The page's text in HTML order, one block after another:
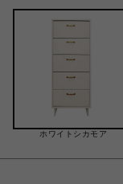
ホワイトシカモア